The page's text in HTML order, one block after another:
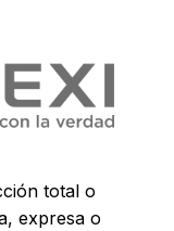
total o
expresa o